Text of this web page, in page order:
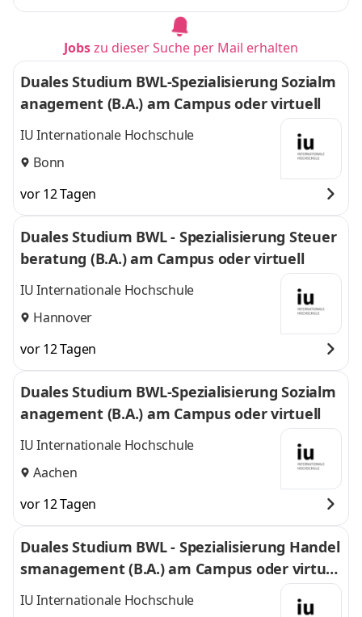
Jobszu dieser Suche per Mail erhalten
Duales Studium BWL-Spezialisierung Sozialm
anagement (B.A.) am Campus oder virtuell
IU Internationale Hochschule
Bonn
vor 12 Tagen
Duales Studium BWL - Spezialisierung Steuer
beratung (B.A.) am Campus oder virtuell
IU Internationale Hochschule
Hannover
vor 12 Tagen
Duales Studium BWL-Spezialisierung Sozialm
anagement (B.A.) am Campus oder virtuell
IU Internationale Hochschule
Aachen
vor 12 Tagen
Duales Studium BWL - Spezialisierung Handel
smanagement (B.A.) am Campus oder virtuel
l
IU Internationale Hochschule